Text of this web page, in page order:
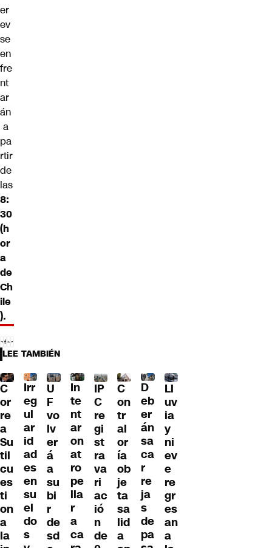
er
ev
se
en
fre
nt
ar
án
a
pa
rtir
de
las
8:
30
(h
or
a
de
Ch
ile
).
LEE TAMBIÉN
C
or
re
a
Su
til
cu
es
ti
on
a
la
Irr
eg
ul
ar
id
ad
es
en
su
el
do
s
U
F
vo
lv
er
á
a
su
bi
r
de
sd
In
te
nt
ar
on
at
ro
pe
lla
r
a
ca
IP
C
re
gi
st
ra
va
ri
ac
ió
n
de
C
on
tr
al
or
ía
ob
je
ta
sa
lid
a
D
eb
er
án
sa
ca
r
re
ja
s
de
pa
Ll
uv
ia
y
ni
ev
e
re
gr
es
an
a